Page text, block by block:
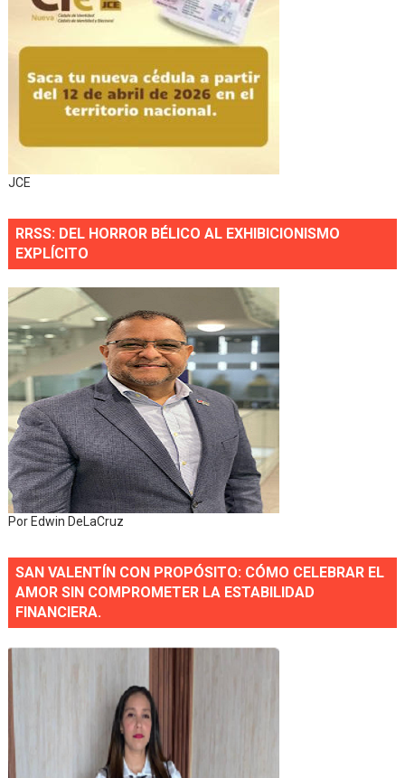
JCE
RRSS: DEL HORROR BÉLICO AL EXHIBICIONISMO
EXPLÍCITO
Por Edwin DeLaCruz
SAN VALENTÍN CON PROPÓSITO: CÓMO CELEBRAR EL
AMOR SIN COMPROMETER LA ESTABILIDAD
FINANCIERA.